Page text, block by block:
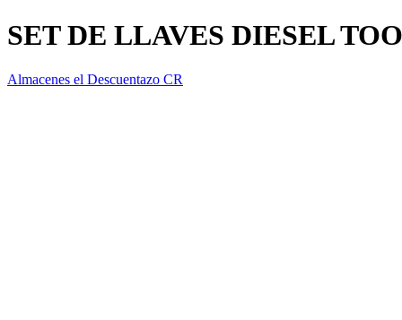
SET DE LLAVES DIESEL
Almacenes el Descuentazo CR